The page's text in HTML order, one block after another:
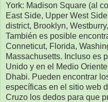
York: Madison Square (al
East Side, Upper West
district, Brooklyn,
También es posible
Conneticut, Florida,
Massachusetts. Incluso es
Unido y en el Medio
Dhabi. Pueden encontrar
específicas en el sitio web
Cruzo los dedos para que